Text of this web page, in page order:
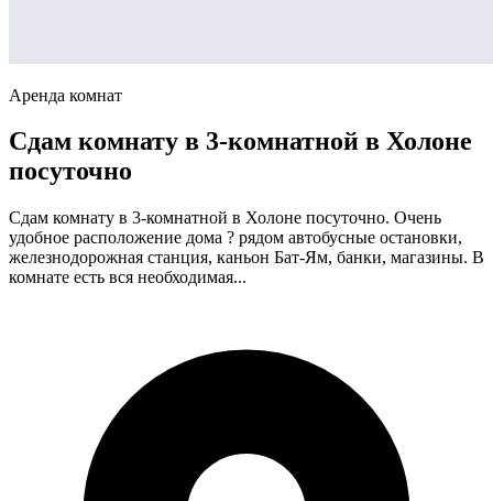
Аренда комнат
Сдам комнату в 3-комнатной в Холоне
посуточно
Сдам комнату в 3-комнатной в Холоне посуточно. Очень
удобное расположение дома ? рядом автобусные остановки,
железнодорожная станция, каньон Бат-Ям, банки, магазины. В
комнате есть вся необходимая...